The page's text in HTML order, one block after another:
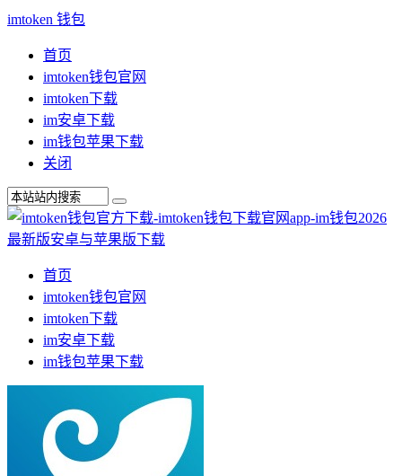
imtoken 钱包
首页
imtoken钱包官网
imtoken下载
im安卓下载
im钱包苹果下载
关闭
首页
imtoken钱包官网
imtoken下载
im安卓下载
im钱包苹果下载